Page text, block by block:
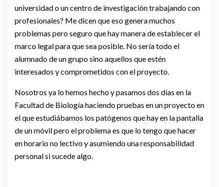
universidad o un centro de investigación trabajando con
profesionales? Me dicen que eso genera muchos
problemas pero seguro que hay manera de establecer el
marco legal para que sea posible. No sería todo el
alumnado de un grupo sino aquellos que estén
interesados y comprometidos con el proyecto.
Nosotros ya lo hemos hecho y pasamos dos días en la
Facultad de Biología haciendo pruebas en un proyecto en
el que estudiábamos los patógenos que hay en la pantalla
de un móvil pero el problema es que lo tengo que hacer
en horario no lectivo y asumiendo una responsabilidad
personal si sucede algo.